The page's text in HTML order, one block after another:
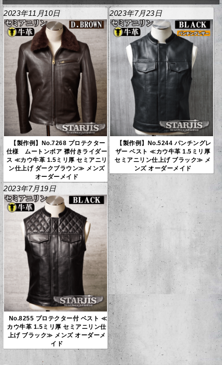
2023年11月10日
【製作例】No.7268 プロテクター
仕様 ムートンボア 襟付きライダー
ス ≪カウ牛革 1.5ミリ厚 セミアニリ
ン仕上げ ダークブラウン≫ メンズ
オーダーメイド
2023年7月23日
【製作例】No.5244 パンチングレ
ザー ベスト ≪カウ牛革 1.5ミリ厚
セミアニリン仕上げ ブラック≫ メ
ンズ オーダーメイド
2023年7月19日
No.8255 プロテクター付 ベスト ≪
カウ牛革 1.5ミリ厚 セミアニリン仕
上げ ブラック≫ メンズ オーダーメ
イド